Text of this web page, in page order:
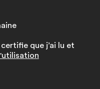
que j’ai lu et